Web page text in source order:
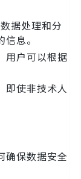
据处理和分
息。
用户可以根据
即使非技术人
确保数据安全